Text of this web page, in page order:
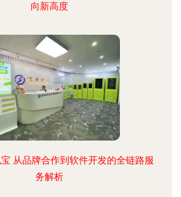
向新高度
从品牌合作到软件开发的全链路服
务解析